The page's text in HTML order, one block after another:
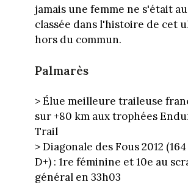
jamais une femme ne s'était
classée dans l'histoire de cet
hors du commun.
Palmarès
> Élue meilleure traileuse
sur +80 km aux trophées
Trail
> Diagonale des Fous 2012
D+) : 1re féminine et 10e au
général en 33h03